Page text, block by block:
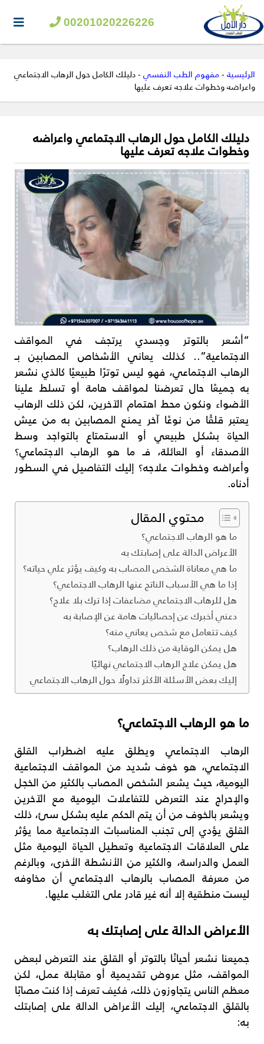
00201020226226
الرئيسية-مفهوم الطب النفسي-دليلك الكامل حول الرهاب الاجتماعي
واعراضه وخطوات علاجه تعرف عليها
دليلك الكامل حول الرهاب الاجتماعي واعراضه
وخطوات علاجه تعرف عليها
“أشعر بالتوتر وجسدي يرتجف في المواقف
الاجتماعية”.. كذلك يعاني الأشخاص المصابين بـ
الرهاب الاجتماعي، فهو ليس توترًا طبيعيًا كالذي نشعر
به جميعًا حال تعرضنا لمواقف هامة أو تسلط علينا
الأضواء ونكون محط اهتمام الآخرين، لكن ذلك الرهاب
يعتبر قلقًا من نوعًا آخر يمنع المصابين به من عيش
الحياة بشكل طبيعي أو الاستمتاع بالتواجد وسط
الأصدقاء أو العائلة، فـ ما هو الرهاب الاجتماعي؟
وأعراضه وخطوات علاجه؟ إليك التفاصيل في السطور
أدناه.
محتوي المقال
ما هو الرهاب الاجتماعي؟
الأعراض الدالة على إصابتك به
ما هي معاناة الشخص المصاب به وكيف يؤثر علي حياته؟
إذا ما هي الأسباب الناتج عنها الرهاب الاجتماعي؟
هل للرهاب الاجتماعي مضاعفات إذا ترك بلا علاج؟
دعني أخبرك عن إحصائيات هامة عن الإصابة به
كيف تتعامل مع شخص يعاني منه؟
هل يمكن الوقاية من ذلك الرهاب؟
هل يمكن علاج الرهاب الاجتماعي نهائيًا
إليك بعض الأسئلة الأكثر تداولًا حول الرهاب الاجتماعي
ما هو الرهاب الاجتماعي؟
الرهاب الاجتماعي ويطلق عليه اضطراب القلق
الاجتماعي، هو خوف شديد من المواقف الاجتماعية
اليومية، حيث يشعر الشخص المصاب بالكثير من الخجل
والإحراج عند التعرض للتفاعلات اليومية مع الآخرين
ويشعر بالخوف من أن يتم الحكم عليه بشكل سئ، ذلك
القلق يؤدي إلى تجنب المناسبات الاجتماعية مما يؤثر
على العلاقات الاجتماعية وتعطيل الحياة اليومية مثل
العمل والدراسة، والكثير من الأنشطة الأخرى، وبالرغم
من معرفة المصاب بالرهاب الاجتماعي أن مخاوفه
ليست منطقية إلا أنه غير قادر على التغلب عليها.
الأعراض الدالة على إصابتك به
جميعنا نشعر أحيانًا بالتوتر أو القلق عند التعرض لبعض
المواقف، مثل عروض تقديمية أو مقابلة عمل، لكن
معظم الناس يتجاوزون ذلك، فكيف تعرف إذا كنت مصابًا
بالقلق الاجتماعي، إليك الأعراض الدالة على إصابتك
به: